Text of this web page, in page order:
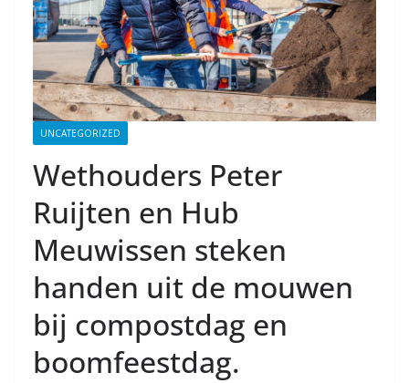
UNCATEGORIZED
Wethouders Peter
Ruijten en Hub
Meuwissen steken
handen uit de mouwen
bij compostdag en
boomfeestdag.